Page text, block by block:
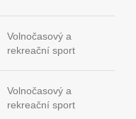
Volnočasový a
rekreační sport
Volnočasový a
rekreační sport